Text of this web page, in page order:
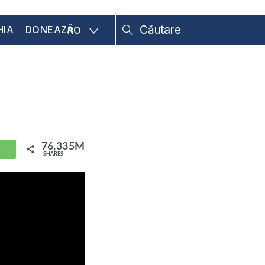
DONEAZĂRO
76,335M
SHARES